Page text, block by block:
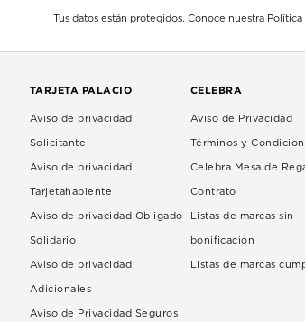
Tus datos están protegidos. Conoce nuestra Política
TARJETA PALACIO
Aviso de privacidad
Solicitante
Aviso de privacidad
Tarjetahabiente
Aviso de privacidad Obligado
Solidario
Aviso de privacidad
Adicionales
Aviso de Privacidad Seguros
CELEBRA
Aviso de Privacidad
Términos y
Celebra Mesa de
Contrato
Listas de marcas sin
bonificación
Listas de marcas